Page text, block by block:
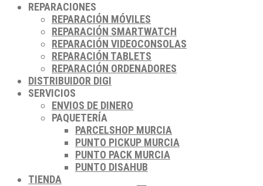
REPARACIONES
REPARACIÓN MÓVILES
REPARACIÓN SMARTWATCH
REPARACIÓN VIDEOCONSOLAS
REPARACIÓN TABLETS
REPARACIÓN ORDENADORES
DISTRIBUIDOR DIGI
SERVICIOS
ENVIOS DE DINERO
PAQUETERÍA
PARCELSHOP MURCIA
PUNTO PICKUP MURCIA
PUNTO PACK MURCIA
PUNTO DISAHUB
TIENDA